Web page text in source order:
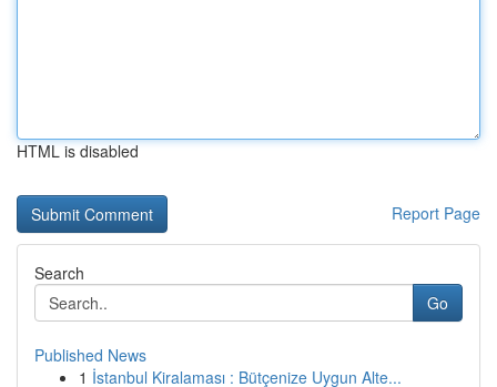
HTML is disabled
Report Page
Search
Go
Published News
1 İstanbul Kiralaması : Bütçenize Uygun Alte...